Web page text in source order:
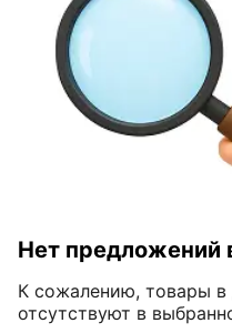
Нет предложений
К сожалению, товары в
отсутствуют в